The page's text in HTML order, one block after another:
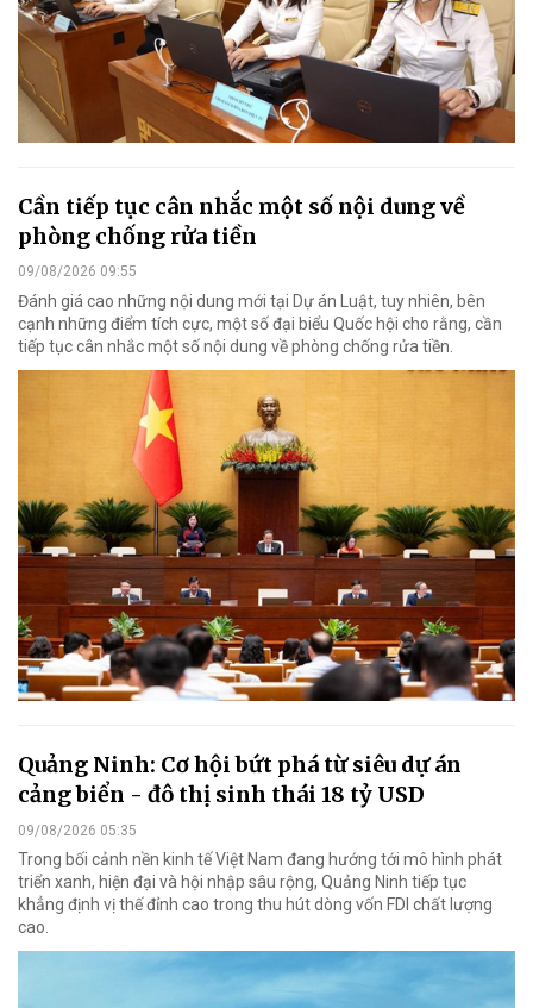
Cần tiếp tục cân nhắc một số nội dung về
phòng chống rửa tiền
09/08/2026 09:55
Đánh giá cao những nội dung mới tại Dự án Luật, tuy nhiên, bên
cạnh những điểm tích cực, một số đại biểu Quốc hội cho rằng, cần
tiếp tục cân nhắc một số nội dung về phòng chống rửa tiền.
Quảng Ninh: Cơ hội bứt phá từ siêu dự án
cảng biển - đô thị sinh thái 18 tỷ USD
09/08/2026 05:35
Trong bối cảnh nền kinh tế Việt Nam đang hướng tới mô hình phát
triển xanh, hiện đại và hội nhập sâu rộng, Quảng Ninh tiếp tục
khẳng định vị thế đỉnh cao trong thu hút dòng vốn FDI chất lượng
cao.